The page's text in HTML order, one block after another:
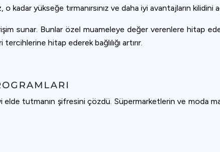
yükseğe tırmanırsınız ve daha iyi avantajların kilidini
sunar. Bunlar özel muameleye değer verenlere hitap
hitap ederek bağlılığı artırır.
tutmanın şifresini çözdü. Süpermarketlerin ve moda
Settings Accept